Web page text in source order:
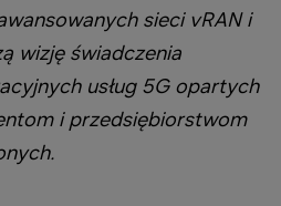
sieci vRAN i
wizję świadczenia
usług 5G opartych
i przedsiębiorstwom